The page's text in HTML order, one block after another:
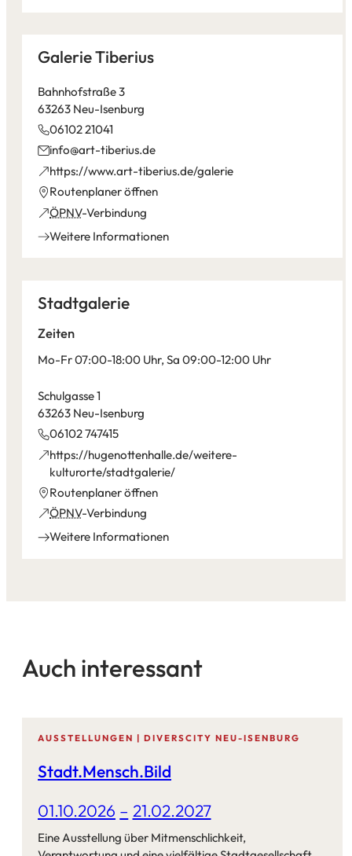
Galerie Tiberius
Bahnhofstraße 3
63263 Neu-Isenburg
06102 21041
info art-tiberius de
https://www.art-tiberius.de/galerie
(Öffnet
in
einem
neuen
Tab)
Routenplaner öffnen
(Öffnet
in
neuen
ÖPNV-Verbindung
(Öffnet
in Weitere Informationen
Stadtgalerie
Schulgasse 1
63263 Neu-Isenburg
06102 747415
https://hugenottenhalle.de/weitere-
kulturorte/stadtgalerie/
(Öffnet
in
einem
neuen
Tab)
Routenplaner öffnen
(Öffnet
in
neuen
ÖPNV-Verbindung
(Öffnet
in Weitere Informationen
Zeiten
Mo-Fr 07:00-18:00 Uhr, Sa 09:00-12:00 Uhr
Auch interessant
AUSSTELLUNGEN | DIVERSCITY NEU-ISENBURG
Stadt.Mensch.Bild
01.10.2026 – 21.02.2027
Eine Ausstellung über Mitmenschlichkeit,